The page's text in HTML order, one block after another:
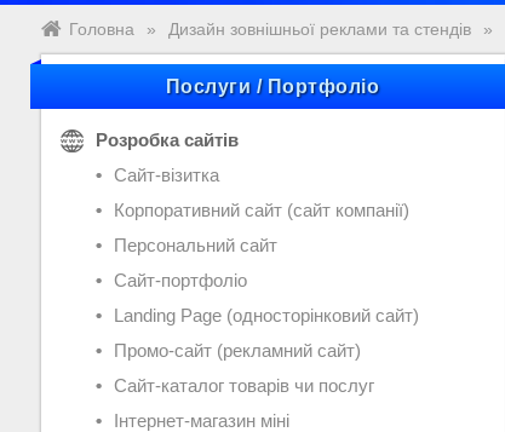
Головна » Дизайн зовнішньої реклами та стендів »
Послуги / Портфоліо
Розробка сайтів
Сайт-візитка
Корпоративний сайт (сайт компанії)
Персональний сайт
Сайт-портфоліо
Landing Page (односторінковий сайт)
Промо-сайт (рекламний сайт)
Сайт-каталог товарів чи послуг
Інтернет-магазин міні